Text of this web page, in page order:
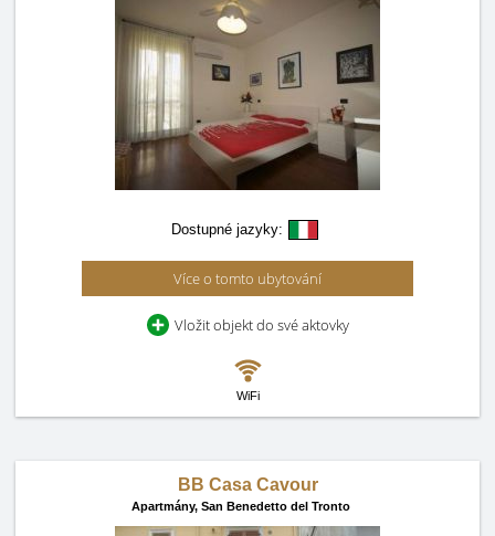
Dostupné jazyky:
Více o tomto ubytování
Vložit objekt do své aktovky
WiFi
BB Casa Cavour
Apartmány, San Benedetto del Tronto